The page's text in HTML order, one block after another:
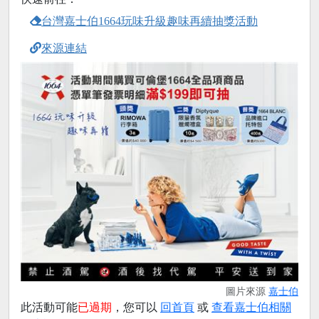
台灣嘉士伯1664玩味升級趣味再續抽獎活動
來源連結
圖片來源 嘉士伯
此活動可能已過期 ，您可以 回首頁 或 查看嘉士伯相關